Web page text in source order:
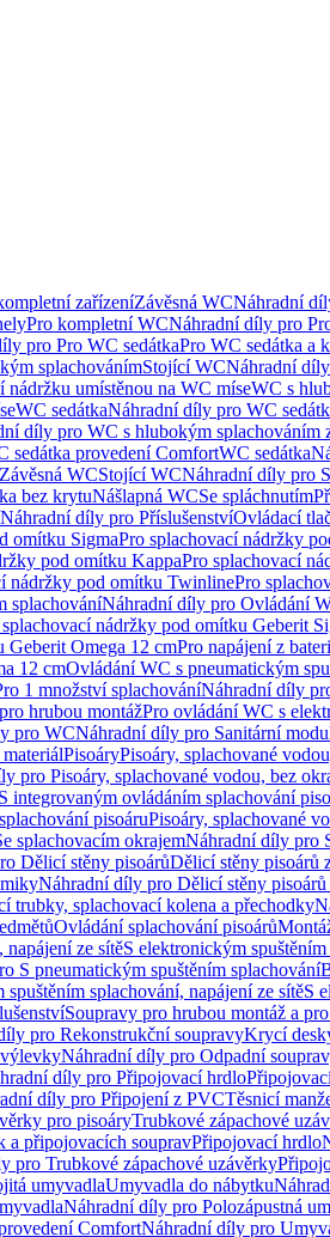
zařízeníZávěsná WCNáhradní
Pro kompletní WCNáhradní díly pro
pro Pro WC sedátkaPro WC sedátka a
splachovánímStojící WCNáhradní
umístěnou na WC míseWC s
WC sedátkaNáhradní díly pro WC
díly pro WC s hlubokým splachováním
sedátka provedení ComfortWC sedátka
WCStojící WCNáhradní díly pro
bez krytuNášlapná WCSe spláchnutím
Náhradní díly pro PříslušenstvíOvládací
omítku SigmaPro splachovací nádržky
pod omítku KappaPro splachovací
nádržky pod omítku TwinlinePro
splachováníNáhradní díly pro Ovládání
nádržky pod omítku Geberit
Geberit Omega 12 cmPro napájení z
12 cmOvládání WC s pneumatickým
1 množství splachováníNáhradní díly
hrubou montážPro ovládání WC s
pro WCNáhradní díly pro Sanitární
PisoáryPisoáry, splachované
pro Pisoáry, splachované vodou, bez
S integrovaným ovládáním splachování
pisoáruPisoáry, splachované
splachovacím okrajemNáhradní díly pro
Dělicí stěny pisoárůDělicí stěny pisoárů
Náhradní díly pro Dělicí stěny
trubky, splachovací kolena a přechodky
Ovládání splachování pisoárů
ze sítěS elektronickým
S pneumatickým spuštěním splachování
splachování, napájení ze sítěS
Soupravy pro hrubou montáž a
pro Rekonstrukční soupravyKrycí
Náhradní díly pro Odpadní
díly pro Připojovací hrdlo
díly pro Připojení z PVCTěsnicí
pro pisoáryTrubkové zápachové
a připojovacích soupravPřipojovací hrdlo
pro Trubkové zápachové uzávěrky
umyvadlaUmyvadla do nábytku
Náhradní díly pro Polozápustná
ComfortNáhradní díly pro